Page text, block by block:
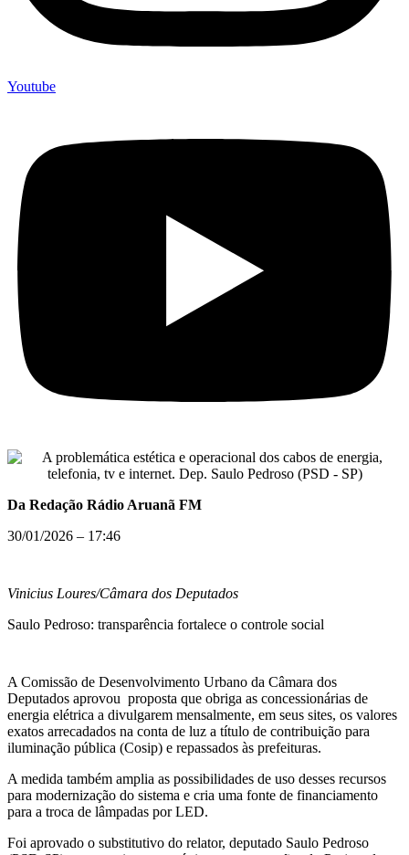
Youtube
Da Redação Rádio Aruanã FM
30/01/2026 – 17:46
Vinicius Loures/Câmara dos Deputados
Saulo Pedroso: transparência fortalece o controle social
A Comissão de Desenvolvimento Urbano da Câmara dos
Deputados aprovou proposta que obriga as concessionárias de
energia elétrica a divulgarem mensalmente, em seus sites, os valores
exatos arrecadados na conta de luz a título de contribuição para
iluminação pública (Cosip) e repassados às prefeituras.
A medida também amplia as possibilidades de uso desses recursos
para modernização do sistema e cria uma fonte de financiamento
para a troca de lâmpadas por LED.
Foi aprovado o substitutivo do relator, deputado Saulo Pedroso